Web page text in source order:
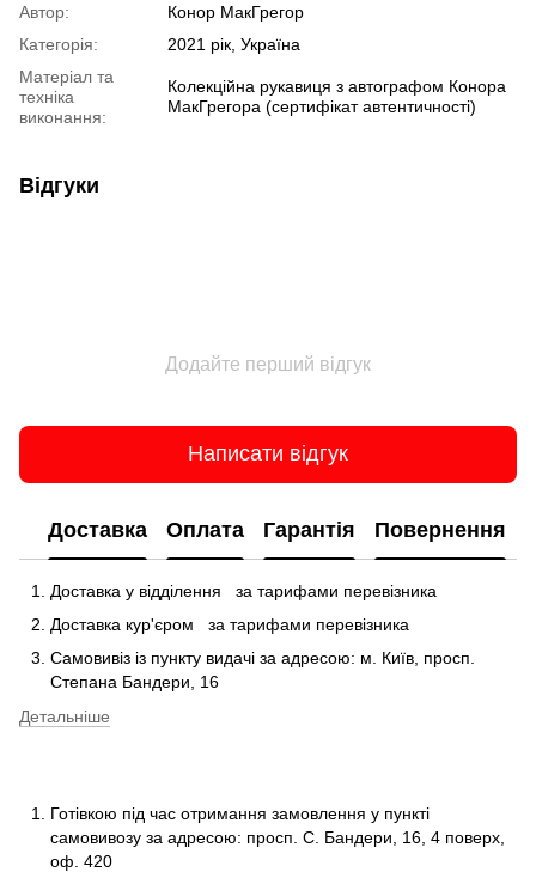
Автор:
Конор МакГрегор
Категорія:
2021 рік, Україна
Матеріал та
техніка
виконання:
Колекційна рукавиця з автографом Конора
МакГрегора (сертифікат автентичності)
Відгуки
Додайте перший відгук
Написати відгук
Доставка Оплата Гарантія Повернення
Доставка у відділення
за тарифами перевізника
Доставка кур'єром
за тарифами перевізника
Самовивіз із пункту видачі за адресою: м. Київ, просп.
Степана Бандери, 16
Детальніше
Готівкою під час отримання замовлення у пункті
самовивозу за адресою: просп. С. Бандери, 16, 4 поверх,
оф. 420